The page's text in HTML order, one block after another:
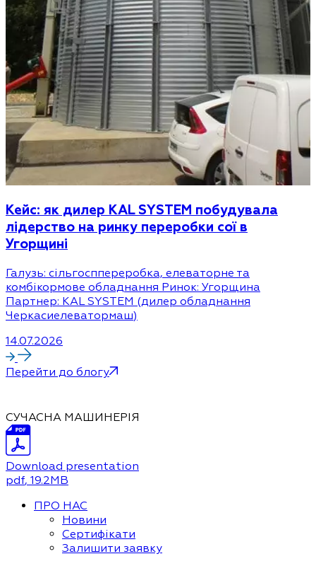
Кейс: як дилер KAL SYSTEM побудувала
лідерство на ринку переробки сої в
Угорщині
Галузь: сільгосппереробка, елеваторне та
комбікормове обладнання Ринок: Угорщина
Партнер: KAL SYSTEM (дилер обладнання
Черкасиелеватормаш)
14.07.2026
Перейти до блогу
СУЧАСНА МАШИНЕРІЯ
Download presentation
pdf, 19.2MB
ПРО НАС
Новини
Сертифікати
Залишити заявку